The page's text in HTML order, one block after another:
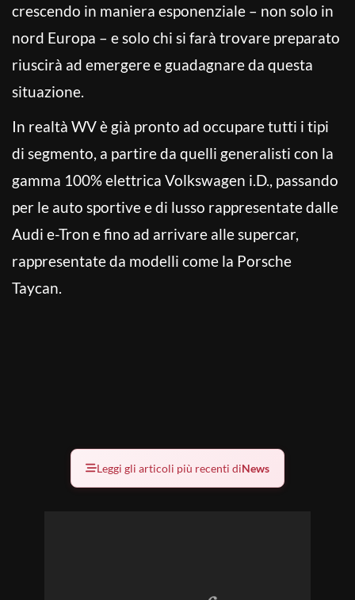
crescendo in maniera esponenziale – non solo in
nord Europa – e solo chi si farà trovare preparato
riuscirà ad emergere e guadagnare da questa
situazione.
In realtà WV è già pronto ad occupare tutti i tipi
di segmento, a partire da quelli generalisti con la
gamma 100% elettrica Volkswagen i.D., passando
per le auto sportive e di lusso rappresentate dalle
Audi e-Tron e fino ad arrivare alle supercar,
rappresentate da modelli come la Porsche
Taycan.
Leggi gli articoli più recenti diNews